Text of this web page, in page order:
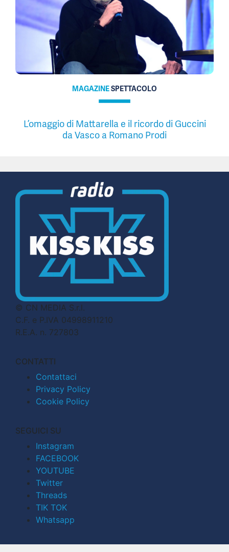
MAGAZINESPETTACOLO
L’omaggio di Mattarella e il ricordo di Guccini
da Vasco a Romano Prodi
© CN MEDIA S.r.l.
C.F. e P.IVA 04998911210
R.E.A. n. 727803
CONTATTI
Contattaci
Privacy Policy
Cookie Policy
SEGUICI SU
Instagram
FACEBOOK
YOUTUBE
Twitter
Threads
TIK TOK
Whatsapp